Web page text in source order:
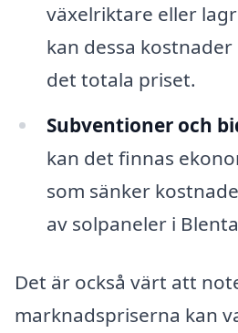
växelriktare eller
kan dessa kostnader
det totala priset.
Subventioner och
kan det finnas
som sänker
av solpaneler i
Det är också värt att
marknadspriserna kan